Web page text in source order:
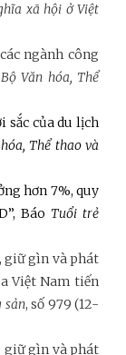
xã hội ở Việt
ngành công
Văn hóa, Thể
sắc của du lịch
Thể thao và
hơn 7%, quy
Báo Tuổi trẻ
giữ gìn và phát
Việt Nam tiến
sản, số 979 (12-
giữ gìn và phát